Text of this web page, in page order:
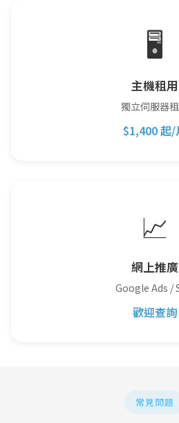
🖥️
主機租用
獨立伺服器
$1,400 起/
📈
網上推廣
Google Ads /
歡迎查詢
常見問題